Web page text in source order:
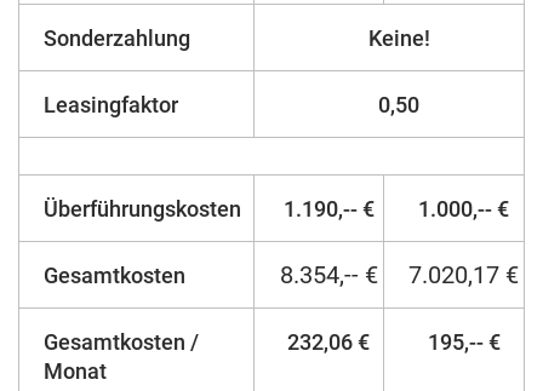
Sonderzahlung Keine!
Leasingfaktor 0,50
Überführungskosten 1.190,-- € 1.000,-- €
Gesamtkosten 8.354,-- € 7.020,17 €
Gesamtkosten /
Monat
232,06 € 195,-- €